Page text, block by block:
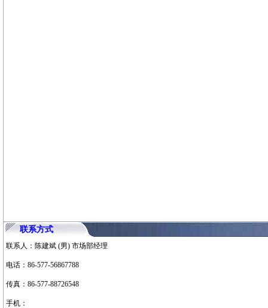
联系方式
联系人：陈建斌 (男) 市场部经理
电话：86-577-56867788
传真：86-577-88726548
手机：